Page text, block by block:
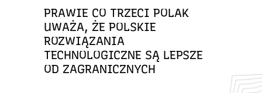
PRAWIE CO TRZECI POLAK
UWAŻA, ŻE POLSKIE
ROZWIĄZANIA
TECHNOLOGICZNE SĄ LEPSZE
OD ZAGRANICZNYCH